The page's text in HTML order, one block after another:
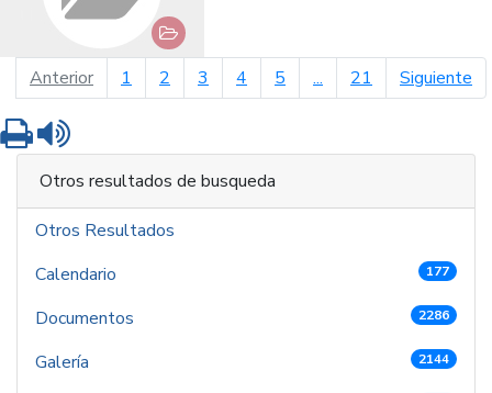
Anteriorpágina anterior
1 2 3 4 5 ... 21 Siguiente
Imprimir
Otros resultados de busqueda
Otros Resultados
Calendario
177
Documentos 2286
Galería 2144